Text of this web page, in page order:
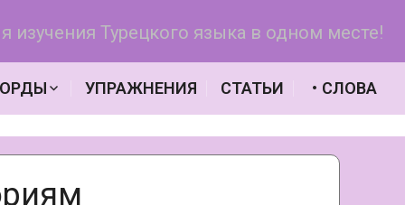
изучения Турецкого языка в одном месте!
УРОВНЯ А2
УПРАЖНЕНИЯ СТАТЬИ СЛОВА